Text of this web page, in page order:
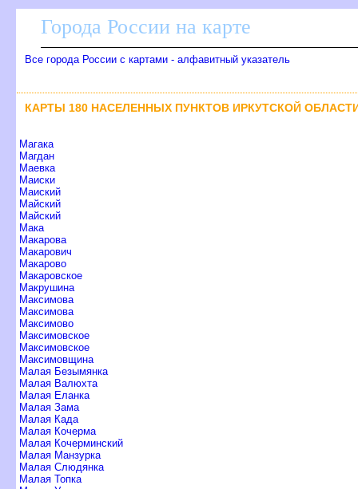
Города России на карте
се города России с картами - алфавитный указатель
КАРТЫ 180 НАСЕЛЕННЫХ ПУНКТОВ ИРКУТСКОЙ
Магака
Магдан
Маевка
Маиски
Маиский
Майский
Майский
Мака
Макарова
Макарович
Макарово
Макаровское
Макрушина
Максимова
Максимова
Максимово
Максимовское
Максимовское
Максимовщина
Малая Безымянка
Малая Валюхта
Малая Еланка
Малая Зама
Малая Када
Малая Кочерма
Малая Кочерминский
Малая Манзурка
Малая Слюдянка
Малая Топка